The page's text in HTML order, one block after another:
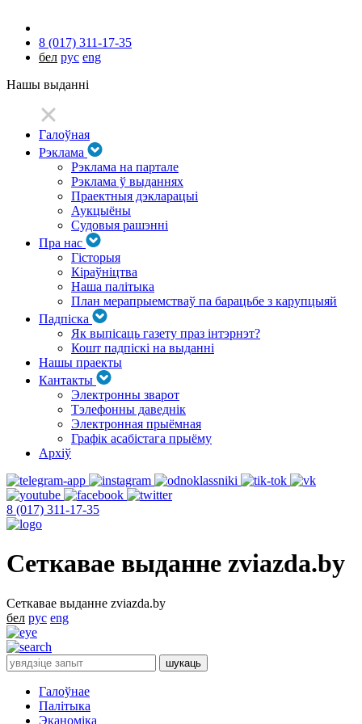
8 (017) 311-17-35
бел рус eng
Нашы выданні
Галоўная
Рэклама
Рэклама на партале
Рэклама ў выданнях
Праектныя дэкларацыі
Аукцыёны
Судовыя рашэнні
Пра нас
Гісторыя
Кіраўніцтва
Наша палітыка
План мерапрыемстваў па барацьбе з карупцыяй
Падпіска
Як выпісаць газету праз інтэрнэт?
Кошт падпіскі на выданні
Нашы праекты
Кантакты
Электронны зварот
Тэлефонны даведнік
Электронная прыёмная
Графік асабістага прыёму
Архіў
8 (017) 311-17-35
Сеткавае выданне zviazda.by
Сеткавае выданне zviazda.by
бел рус eng
Галоўнае
Палітыка
Эканоміка